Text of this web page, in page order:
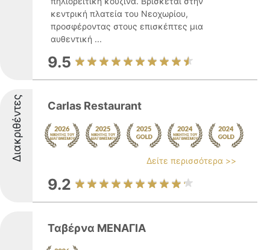
κεντρική πλατεία του Νεοχωρίου,
προσφέροντας στους επισκέπτες μια
αυθεντική ...
9.5
Διακριθέντες Carlas Restaurant
Δείτε περισσότερα >>
9.2
Ταβέρνα ΜΕΝΑΓΙΑ